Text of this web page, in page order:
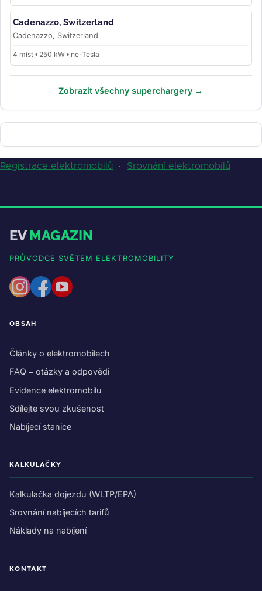
Cadenazzo, Switzerland
Cadenazzo, Switzerland
4 míst • 250 kW • ne-Tesla
Zobrazit všechny superchargery →
Registrace elektromobilů · Srovnání elektromobilů
EVMAGAZIN
PRŮVODCE SVĚTEM ELEKTROMOBILITY
OBSAH
Články o elektromobilech
FAQ – otázky a odpovědi
Evidence elektromobilu
Sdílejte svou zkušenost
Nabíjecí stanice
KALKULAČKY
Kalkulačka dojezdu (WLTP/EPA)
Srovnání nabíjecích tarifů
Náklady na nabíjení
KONTAKT